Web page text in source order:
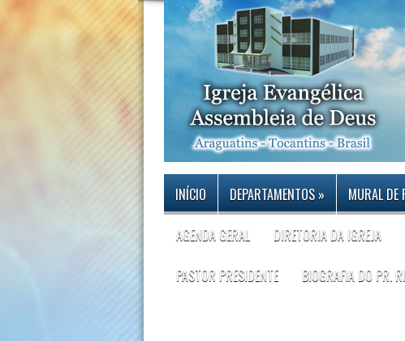
INÍCIO DEPARTAMENTOS» MURAL DE
AGENDA GERAL DIRETORIA DA IGREJA
PASTOR PRESIDENTE BIOGRAFIA DO PR.